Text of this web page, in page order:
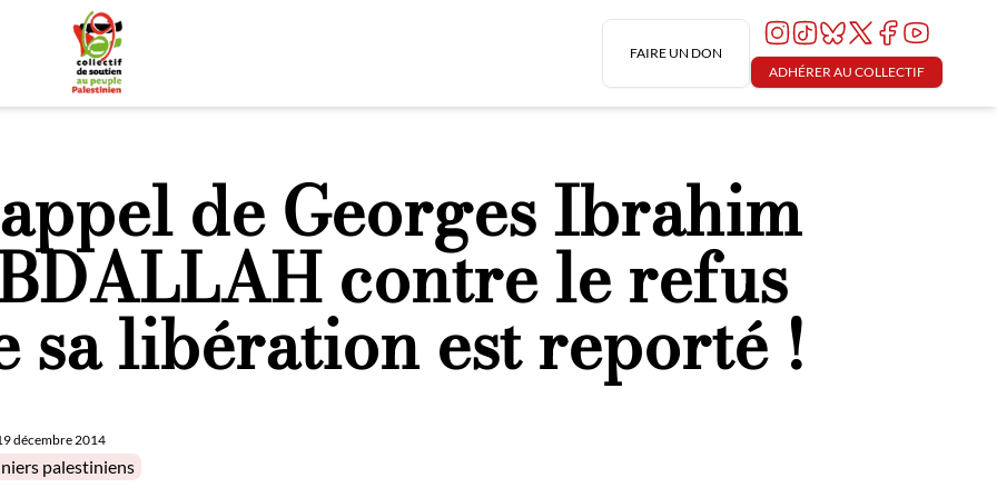
FAIRE UN DON
ADHÉRER AU COLLECTIF
de Georges Ibrahim
contre le refus
sa libération est reporté !
décembre 2014
palestiniens